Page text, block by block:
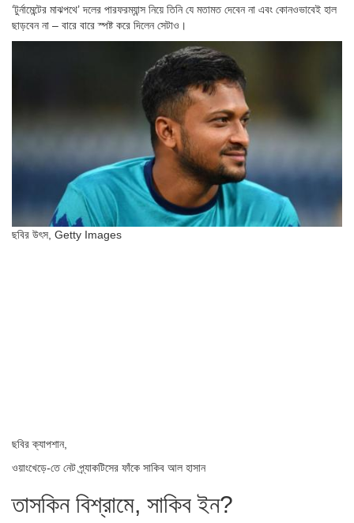
‘টুর্নামেন্টের মাঝপথে’ দলের পারফরম্যান্স নিয়ে তিনি যে মতামত দেবেন না এবং কোনওভাবেই হাল
ছাড়বেন না – বারে বারে স্পষ্ট করে দিলেন সেটাও।
ছবির উৎস, Getty Images
ছবির ক্যাপশান,
ওয়াংখেড়ে-তে নেট প্র্যাকটিসের ফাঁকে সাকিব আল হাসান
তাসকিন বিশ্রামে, সাকিব ইন?